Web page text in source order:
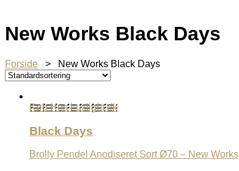
New Works Black Days
Forside > New Works Black Days
Køb Hos Luxlight.dk
Black Days
Brolly Pendel Anodiseret Sort Ø70 – New Works